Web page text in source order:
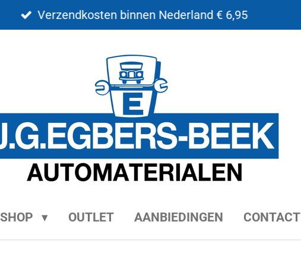
Verzendkosten binnen Nederland € 6,95
OUTLET AANBIEDINGEN CONTACT